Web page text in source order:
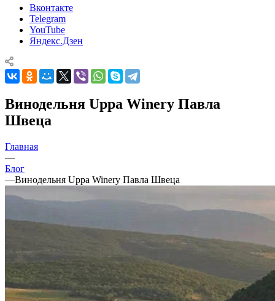
Вконтакте
Telegram
YouTube
Яндекс.Дзен
Винодельня Uppa Winery Павла
Швеца
Главная
—
Блог
—Винодельня Uppa Winery Павла Швеца